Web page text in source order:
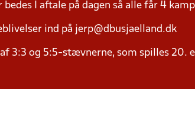
I aftale på dagen så alle får 4
ind på jerp@dbusjaelland.dk
3:3 og 5:5-stævnerne, som spilles 20.